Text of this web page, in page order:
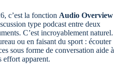
c’est la fonction Audio Overview
type podcast entre deux
C’est incroyablement naturel.
ou en faisant du sport : écouter
sous forme de conversation aide à
effort apparent.